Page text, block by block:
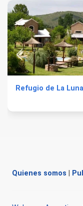
Refugio de La Luna
Quienes somos